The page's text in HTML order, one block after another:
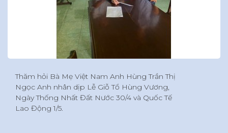
Thăm hỏi Bà Mẹ Việt Nam Anh Hùng Trần Thị
Ngọc Anh nhân dịp Lễ Giỗ Tổ Hùng Vương,
Ngày Thống Nhất Đất Nước 30/4 và Quốc Tế
Lao Động 1/5.